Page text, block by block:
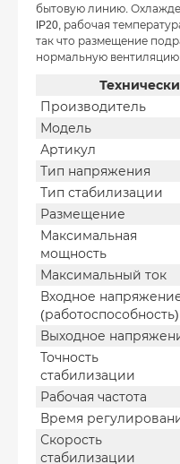
бытовую линию.
IP20, рабочая
так что размещение
нормальную
Производитель
Модель
Артикул
Тип напряжения
Тип стабилизации
Размещение
Максимальная
мощность
Максимальный ток
Входное
(работоспособность)
Выходное
Точность
стабилизации
Рабочая частота
Время
Скорость
стабилизации